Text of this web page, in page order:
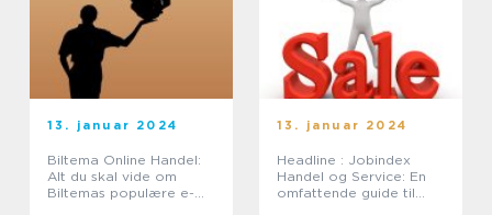
13. januar 2024
Biltema Online Handel:
Alt du skal vide om
Biltemas populære e-
13. januar 2024
Headline : Jobindex
Handel og Service: En
omfattende guide til